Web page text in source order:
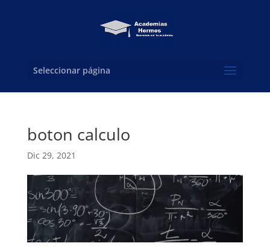
Seleccionar página
boton calculo
Dic 29, 2021